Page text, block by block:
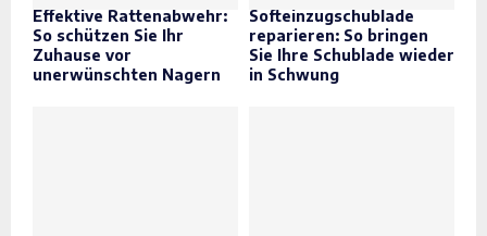
Effektive Rattenabwehr:
So schützen Sie Ihr
Zuhause vor
unerwünschten Nagern
Softeinzugschublade
reparieren: So bringen
Sie Ihre Schublade wieder
in Schwung